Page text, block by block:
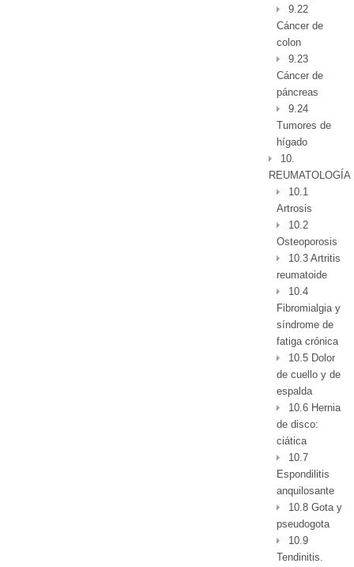
9.22
Cáncer de
colon
9.23
Cáncer de
páncreas
9.24
Tumores de
hígado
10.
REUMATOLOGÍA
10.1
Artrosis
10.2
Osteoporosis
10.3 Artritis
reumatoide
10.4
Fibromialgia y
síndrome de
fatiga crónica
10.5 Dolor
de cuello y de
espalda
10.6 Hernia
de disco:
ciática
10.7
Espondilitis
anquilosante
10.8 Gota y
pseudogota
10.9
Tendinitis.